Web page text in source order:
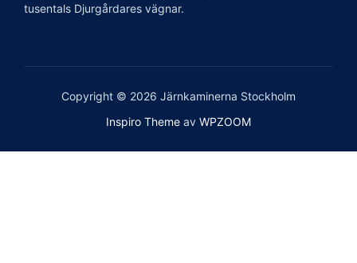
tusentals Djurgårdares vägnar.
Copyright © 2026 Järnkaminerna Stockholm
Inspiro Theme av WPZOOM